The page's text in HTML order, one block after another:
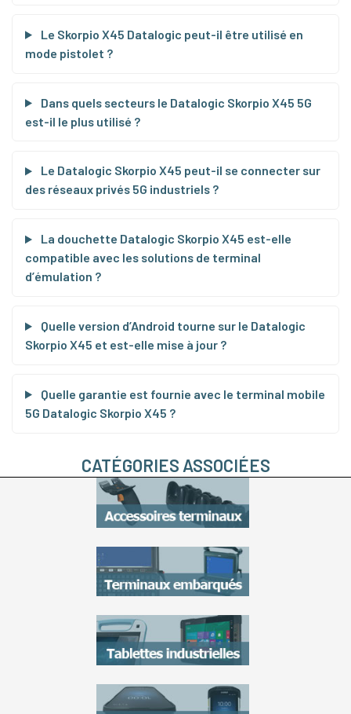
Le Skorpio X45 Datalogic peut-il être utilisé en
mode pistolet ?
Dans quels secteurs le Datalogic Skorpio X45 5G
est-il le plus utilisé ?
Le Datalogic Skorpio X45 peut-il se connecter sur
des réseaux privés 5G industriels ?
La douchette Datalogic Skorpio X45 est-elle
compatible avec les solutions de terminal
d’émulation ?
Quelle version d’Android tourne sur le Datalogic
Skorpio X45 et est-elle mise à jour ?
Quelle garantie est fournie avec le terminal mobile
5G Datalogic Skorpio X45 ?
CATÉGORIES ASSOCIÉES